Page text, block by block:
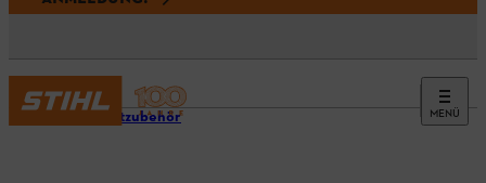
MENÜ
Produktzubehör